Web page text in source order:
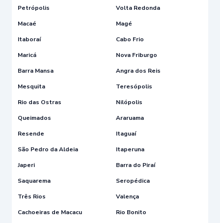
Petrópolis
Volta Redonda
Macaé
Magé
Itaboraí
Cabo Frio
Maricá
Nova Friburgo
Barra Mansa
Angra dos Reis
Mesquita
Teresópolis
Rio das Ostras
Nilópolis
Queimados
Araruama
Resende
Itaguaí
São Pedro da Aldeia
Itaperuna
Japeri
Barra do Piraí
Saquarema
Seropédica
Três Rios
Valença
Cachoeiras de Macacu
Rio Bonito